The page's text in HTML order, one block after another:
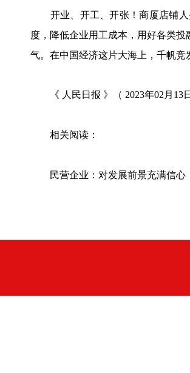
开业、开工、开张！商厦店铺人
度，降低企业用工成本，用好各类
气。在中国经济这片大海上，千帆竞
《 人民日报 》（ 2023年02月13日
相关阅读：
民营企业：对发展前景充满信心